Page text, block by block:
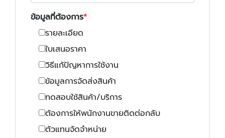
ข้อมูลที่ต้องการ
รายละเอียด
ใบเสนอราคา
วิธีแก้ปัญหาการใช้งาน
ข้อมูลการจัดส่งสินค้า
ทดสอบใช้สินค้า/บริการ
ต้องการให้พนักงานขายติดต่อกลับ
ตัวแทนจัดจำหน่าย